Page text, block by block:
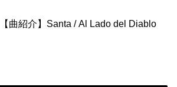
【曲紹介】Santa / Al Lado del Diablo